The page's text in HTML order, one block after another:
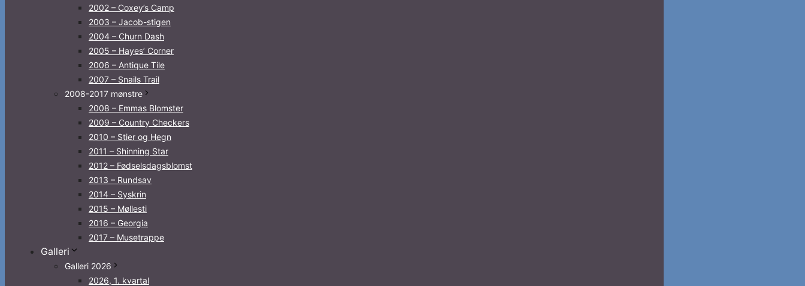
2002 – Coxey’s Camp
2003 – Jacob-stigen
2004 – Churn Dash
2005 – Hayes’ Corner
2006 – Antique Tile
2007 – Snails Trail
2008-2017 mønstre
2008 – Emmas Blomster
2009 – Country Checkers
2010 – Stier og Hegn
2011 – Shinning Star
2012 – Fødselsdagsblomst
2013 – Rundsav
2014 – Syskrin
2015 – Møllesti
2016 – Georgia
2017 – Musetrappe
Galleri
Galleri 2026
2026, 1. kvartal